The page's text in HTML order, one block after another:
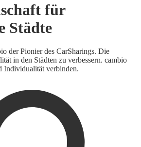
für
Städte
der Pionier des CarSharings. Die
in den Städten zu verbessern. cambio
Individualität verbinden.